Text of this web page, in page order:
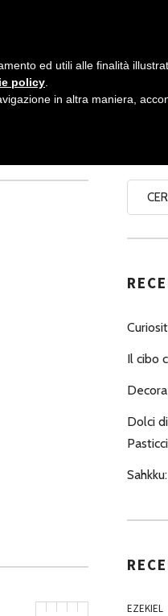
Il cibo
Dolci
EZEKIEL
ed utili alle finalità
policy
in altra maniera,